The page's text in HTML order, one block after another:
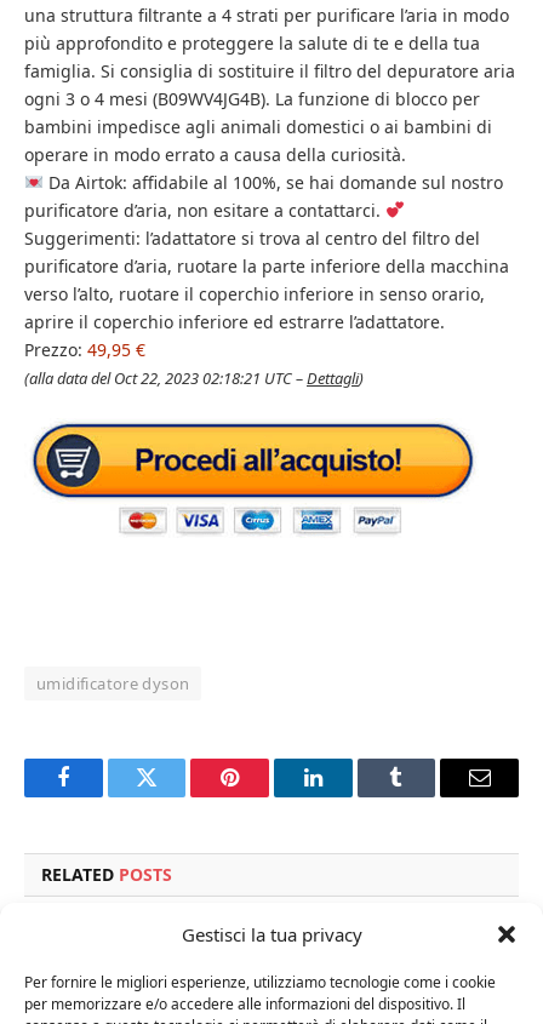
Gestisci la tua privacy
Per fornire le migliori esperienze, utilizziamo tecnologie come i cookie
per memorizzare e/o accedere alle informazioni del dispositivo. Il
una struttura filtrante a 4 strati per purificare l’aria in modo
più approfondito e proteggere la salute di te e della tua
famiglia. Si consiglia di sostituire il filtro del depuratore aria
ogni 3 o 4 mesi (B09WV4JG4B). La funzione di blocco per
bambini impedisce agli animali domestici o ai bambini di
operare in modo errato a causa della curiosità.
Da Airtok: affidabile al 100%, se hai domande sul nostro
purificatore d’aria, non esitare a contattarci.
Suggerimenti: l’adattatore si trova al centro del filtro del
purificatore d’aria, ruotare la parte inferiore della macchina
verso l’alto, ruotare il coperchio inferiore in senso orario,
aprire il coperchio inferiore ed estrarre l’adattatore.
Prezzo: 49,95 €
(alla data del Oct 22, 2023 02:18:21 UTC –Dettagli)
umidificatore dyson
FacebookTwitter Pinterest LinkedInTumblr Email
RELATED POSTS